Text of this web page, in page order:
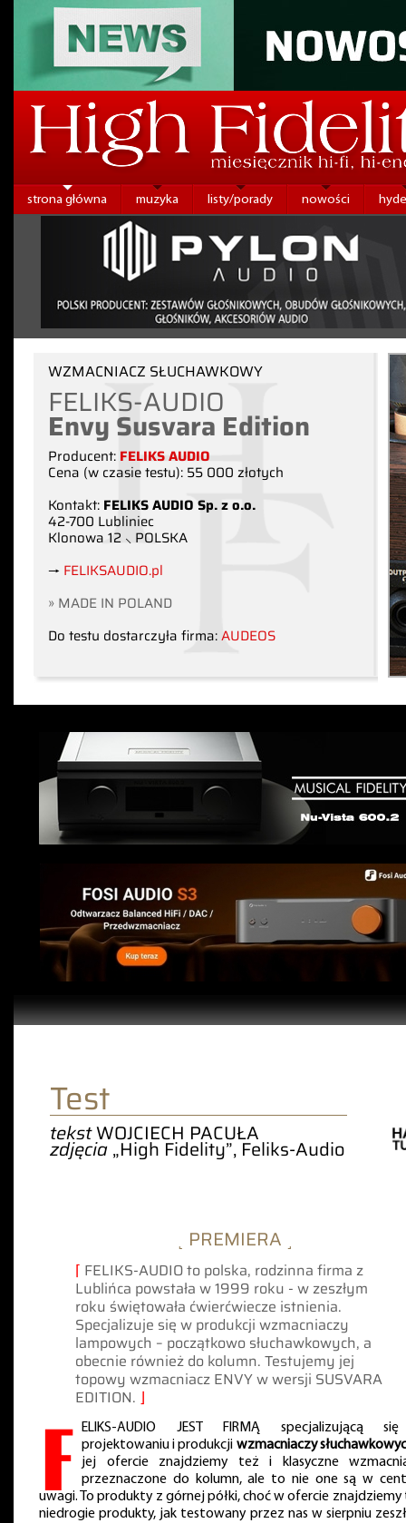
strona główna muzyka listy/porady nowości
WZMACNIACZ SŁUCHAWKOWY
FELIKS-AUDIO
Envy Susvara Edition
Producent: FELIKS AUDIO
Cena (w czasie testu): 55 000 złotych
Kontakt: FELIKS AUDIO Sp. z o.o.
42-700 Lubliniec
Klonowa 12 ⸜ POLSKA
→ FELIKSAUDIO.pl
» MADE IN POLAND
Do testu dostarczyła firma:AUDEOS
Test
tekstWOJCIECH PACUŁA
zdjęcia„High Fidelity”, Feliks-Audio
˻ PREMIERA ˼
⌈ FELIKS-AUDIO to polska, rodzinna firma z
Lublińca powstała w 1999 roku - w zeszłym
roku świętowała ćwierćwiecze istnienia.
Specjalizuje się w produkcji wzmacniaczy
lampowych – początkowo słuchawkowych, a
obecnie również do kolumn. Testujemy jej
topowy wzmacniacz ENVY w wersji SUSVARA
EDITION. ⌋
F ELIKS-AUDIO JEST FIRMĄ specjalizującą
projektowaniu i produkcji wzmacniaczy
jej ofercie znajdziemy też i klasyczne
przeznaczone do kolumn, ale to nie one są w
uwagi. To produkty z górnej półki, choć w ofercie znajdziemy
niedrogie produkty, jak testowany przez nas w sierpniu